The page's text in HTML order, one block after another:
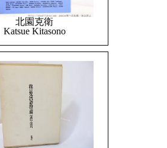
北園克衛
Katsue Kitasono